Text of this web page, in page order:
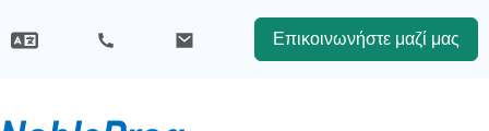
Επικοινωνήστε μαζί μας